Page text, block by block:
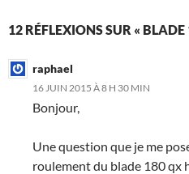
12 RÉFLEXIONS SUR «
raphael
16 JUIN 2015 À 8 H 30 MIN
Bonjour,
Une question que je me
roulement du blade 180 qx